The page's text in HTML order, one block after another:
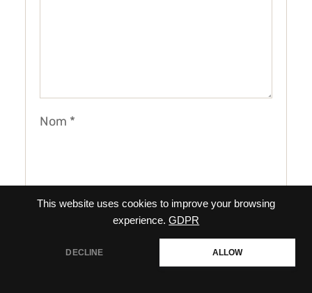
This website uses cookies to improve your browsing
experience. GDPR
DECLINE ALLOW
Nom *
E-mail*